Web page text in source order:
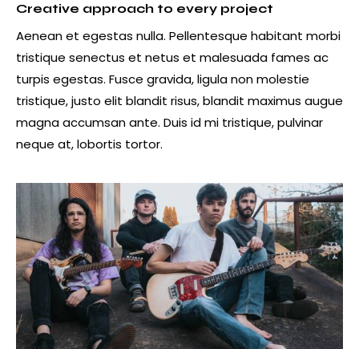
Creative approach to every project
Aenean et egestas nulla. Pellentesque habitant morbi
tristique senectus et netus et malesuada fames ac
turpis egestas. Fusce gravida, ligula non molestie
tristique, justo elit blandit risus, blandit maximus augue
magna accumsan ante. Duis id mi tristique, pulvinar
neque at, lobortis tortor.